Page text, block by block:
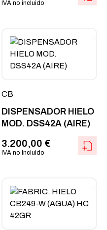
IVA no incluido
CB
DISPENSADOR HIELO
MOD. DSS42A (AIRE)
3.200,00 €
IVA no incluido